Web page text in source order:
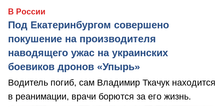
В России
Под Екатеринбургом совершено
покушение на производителя
наводящего ужас на украинских
боевиков дронов «Упырь»
Водитель погиб, сам Владимир Ткачук находится
в реанимации, врачи борются за его жизнь.